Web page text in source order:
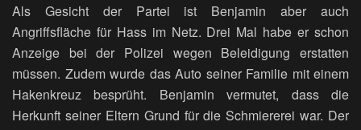
Als Gesicht der Partei ist Benjamin aber auch
Angriffsfläche für Hass im Netz. Drei Mal habe er schon
Anzeige bei der Polizei wegen Beleidigung erstatten
müssen. Zudem wurde das Auto seiner Familie mit einem
Hakenkreuz besprüht. Benjamin vermutet, dass die
Herkunft seiner Eltern Grund für die Schmiererei war. Der